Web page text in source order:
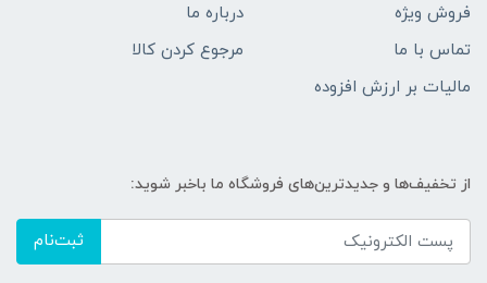
فروش ویژه
درباره ما
تماس با ما
مرجوع کردن کالا
مالیات بر ارزش افزوده
از تخفیف‌ها و جدیدترین‌های فروشگاه ما باخبر شوید:
ثبت‌نام